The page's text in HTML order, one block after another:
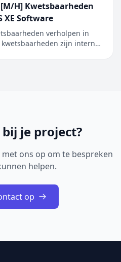
[M/H] Kwetsbaarheden
XE Software
verholpen in
kwetsbaarheden zijn intern
je project?
ons op om te bespreken
helpen.
op